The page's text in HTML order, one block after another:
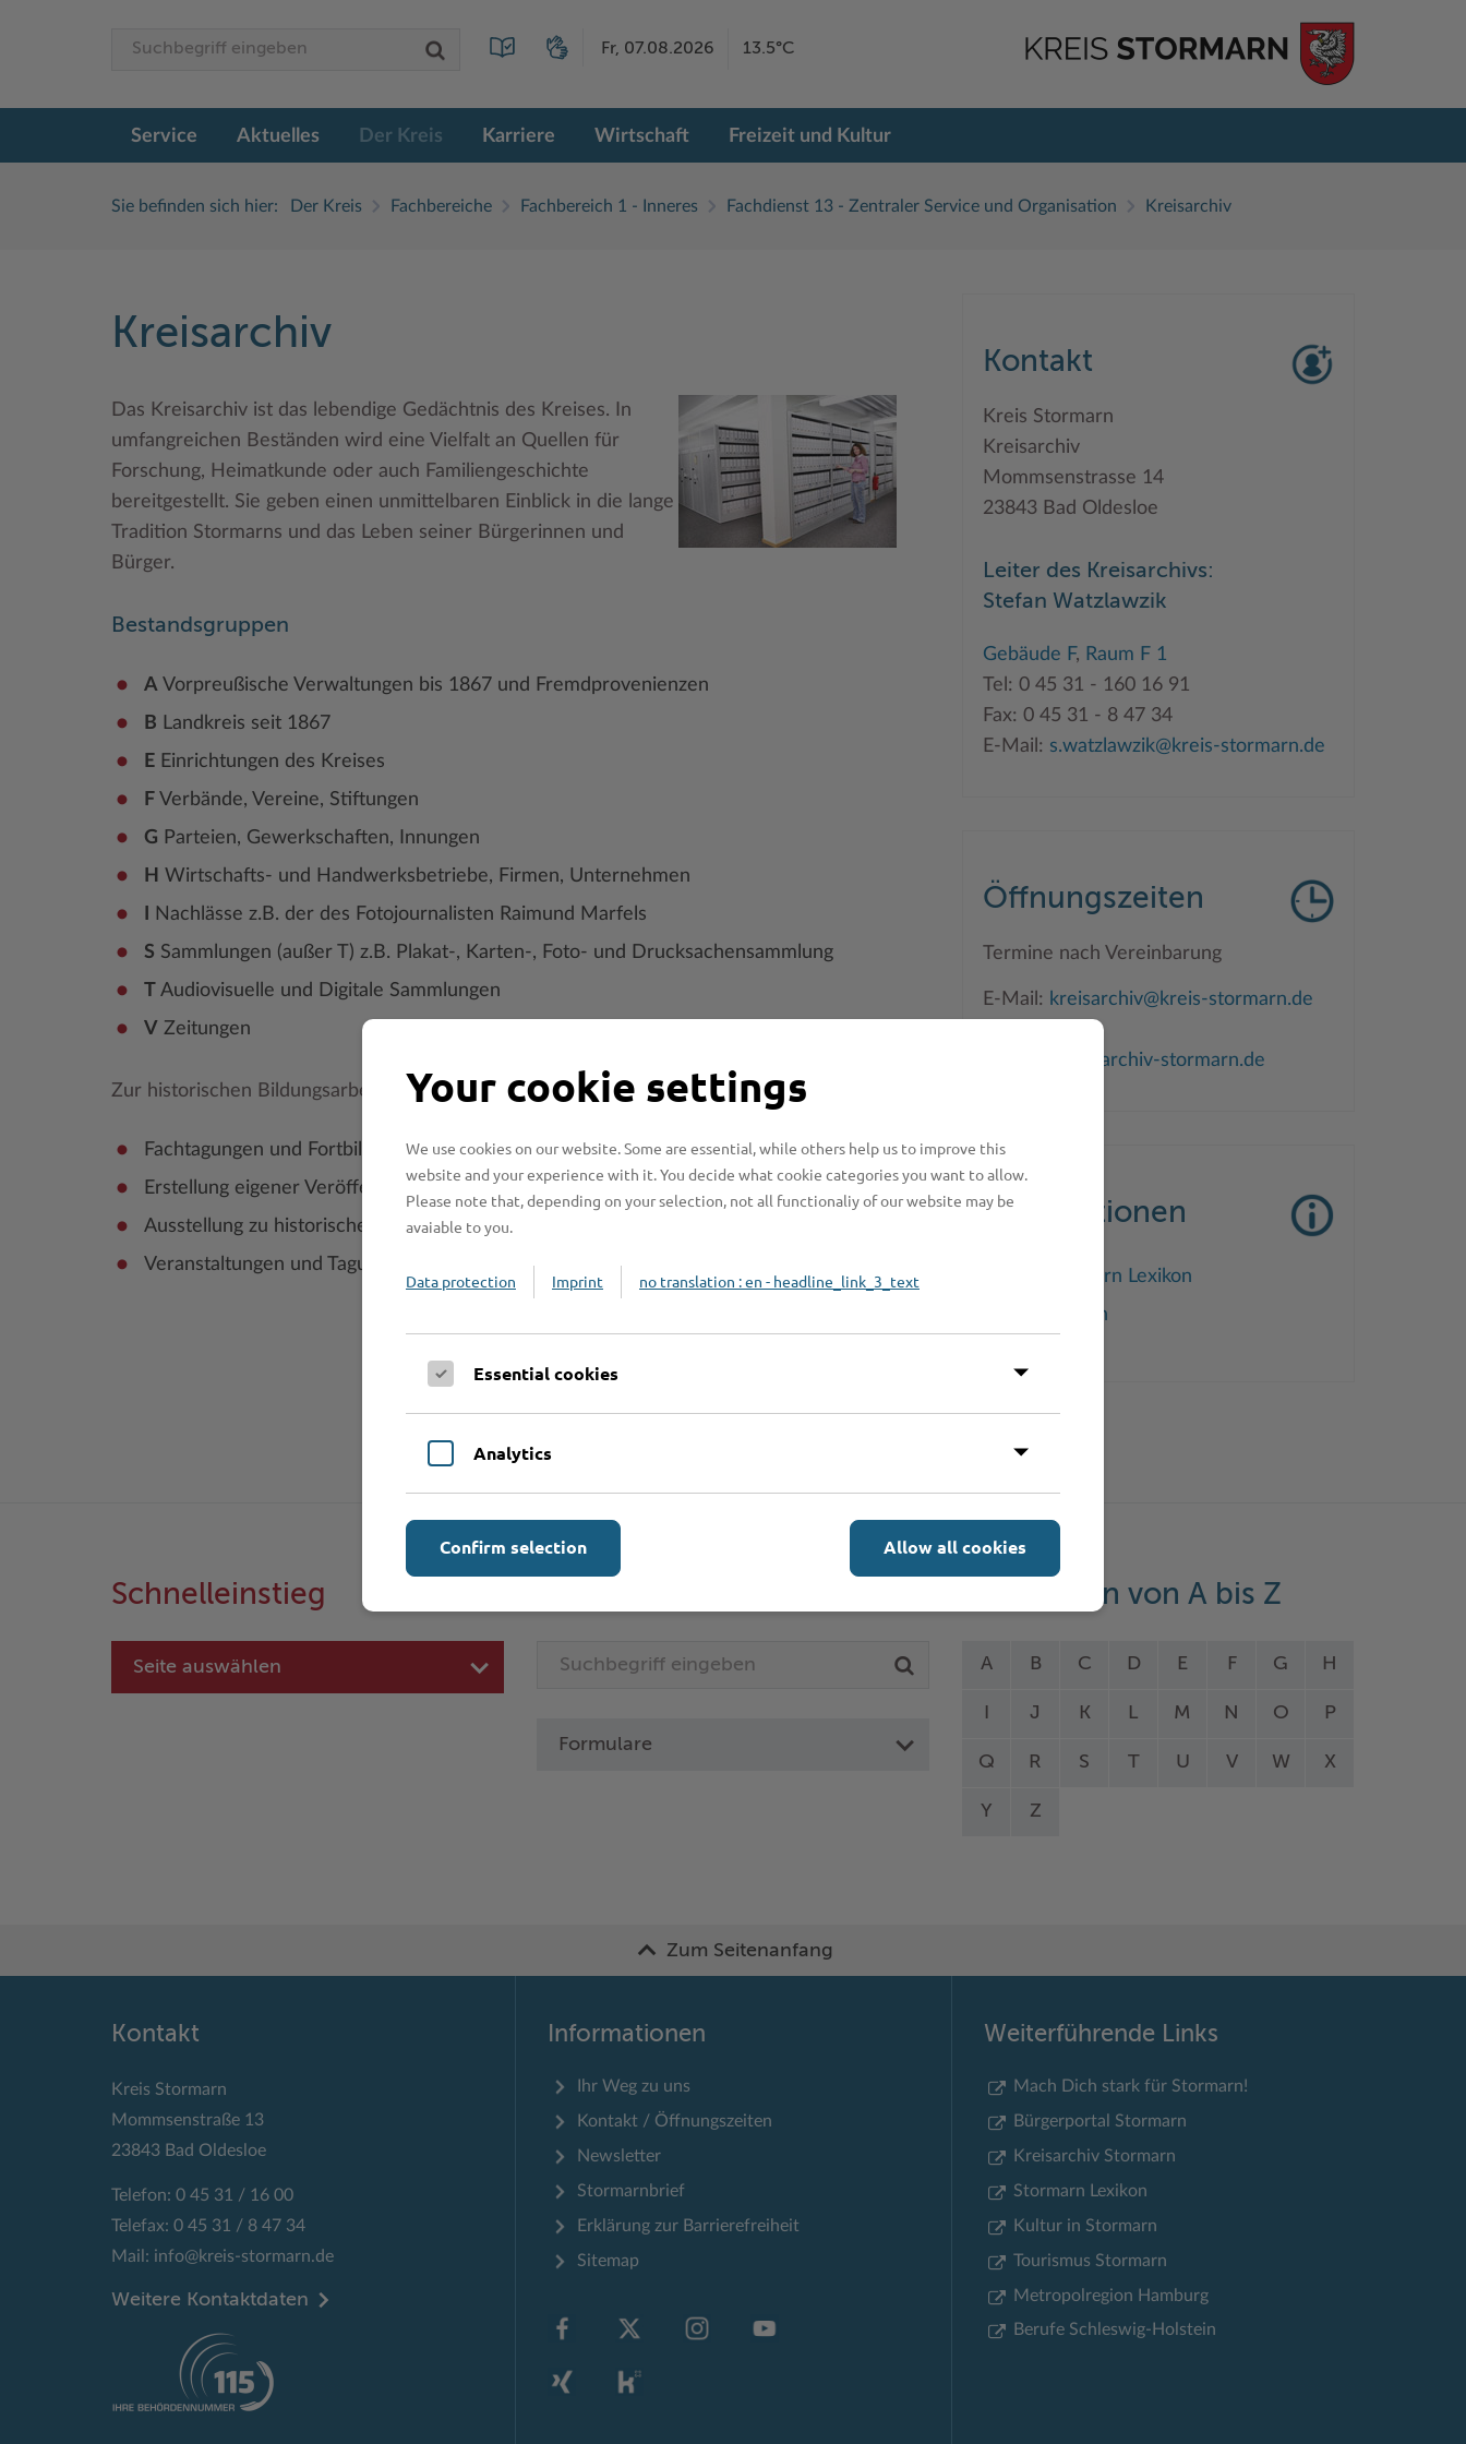
Fr, 07.08.2026 13.5°C
Service Aktuelles Der Kreis Karriere Wirtschaft Freizeit und Kultur
Sie befinden sich hier: Der Kreis Fachbereiche Fachbereich 1 - Inneres Fachdienst 13 - Zentraler Service und Organisation Kreisarchiv
Kreisarchiv
Das Kreisarchiv ist das lebendige Gedächtnis des Kreises. In
umfangreichen Beständen wird eine Vielfalt an Quellen für
Forschung, Heimatkunde oder auch Familiengeschichte
bereitgestellt. Sie geben einen unmittelbaren Einblick in die lange
Tradition Stormarns und das Leben seiner Bürgerinnen und
Bürger.
Bestandsgruppen
A Vorpreußische Verwaltungen bis 1867 und Fremdprovenienzen
B Landkreis seit 1867
E Einrichtungen des Kreises
F Verbände, Vereine, Stiftungen
G Parteien, Gewerkschaften, Innungen
H Wirtschafts- und Handwerksbetriebe, Firmen, Unternehmen
Nachlässe z.B. der des Fotojournalisten Raimund Marfels
S Sammlungen (außer T) z.B. Plakat-, Karten-, Foto- und Drucksachensammlung
T Audiovisuelle und Digitale Sammlungen
V Zeitungen
Zur historischen Bildungsarbeit des Kreisarchivs gehören
Fachtagungen und Fortbildung der Archivarinnen / Archivare des Kreises
Erstellung eigener Veröffentlichungen
Ausstellung zu historischen, kultur- und alltagsgeschichtlichen Themen
Veranstaltungen und Tagungen zur Regionalgeschichte
Kontakt
Kreis Stormarn
Kreisarchiv
Mommsenstrasse 14
23843 Bad Oldesloe
Leiter des Kreisarchivs:
Stefan Watzlawzik
Gebäude F, Raum F 1
Tel: 0 45 31 - 160 16 91
Fax: 0 45 31 - 8 47 34
E-Mail: s.watzlawzik@kreis-stormarn.de
Öffnungszeiten
Termine nach Vereinbarung
E-Mail: kreisarchiv@kreis-stormarn.de
www.kreisarchiv-stormarn.de
Informationen
Stormarn Lexikon
Leistungen
Schnelleinstieg
Seite auswählen
Formulare
Leistungen von A bis Z
A B C D E F G H
J K L M N O P
Q R S T U V W X
Y Z
Zum Seitenanfang
Kontakt
Kreis Stormarn
Mommsenstraße 13
23843 Bad Oldesloe
Telefon: 0 45 31 / 16 00
Telefax: 0 45 31 / 8 47 34
Mail: info@kreis-stormarn.de
Weitere Kontaktdaten
Informationen
Ihr Weg zu uns
Kontakt / Öffnungszeiten
Newsletter
Stormarnbrief
Erklärung zur Barrierefreiheit
Sitemap
Weiterführende Links
Mach Dich stark für Stormarn!
Bürgerportal Stormarn
Kreisarchiv Stormarn
Stormarn Lexikon
Kultur in Stormarn
Tourismus Stormarn
Metropolregion Hamburg
Berufe Schleswig-Holstein
Your cookie settings
We use cookies on our website. Some are essential, while others help us to improve this
website and your experience with it. You decide what cookie categories you want to allow.
Please note that, depending on your selection, not all functionaliy of our website may be
avaiable to you.
Data protection Imprint no translation : en - headline_link_3_text
Essential cookies
Analytics
Allow all cookies
Confirm selection